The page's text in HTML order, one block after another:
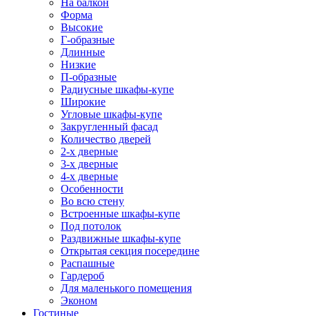
На балкон
Форма
Высокие
Г-образные
Длинные
Низкие
П-образные
Радиусные шкафы-купе
Широкие
Угловые шкафы-купе
Закругленный фасад
Количество дверей
2-х дверные
3-х дверные
4-х дверные
Особенности
Во всю стену
Встроенные шкафы-купе
Под потолок
Раздвижные шкафы-купе
Открытая секция посередине
Распашные
Гардероб
Для маленького помещения
Эконом
Гостиные